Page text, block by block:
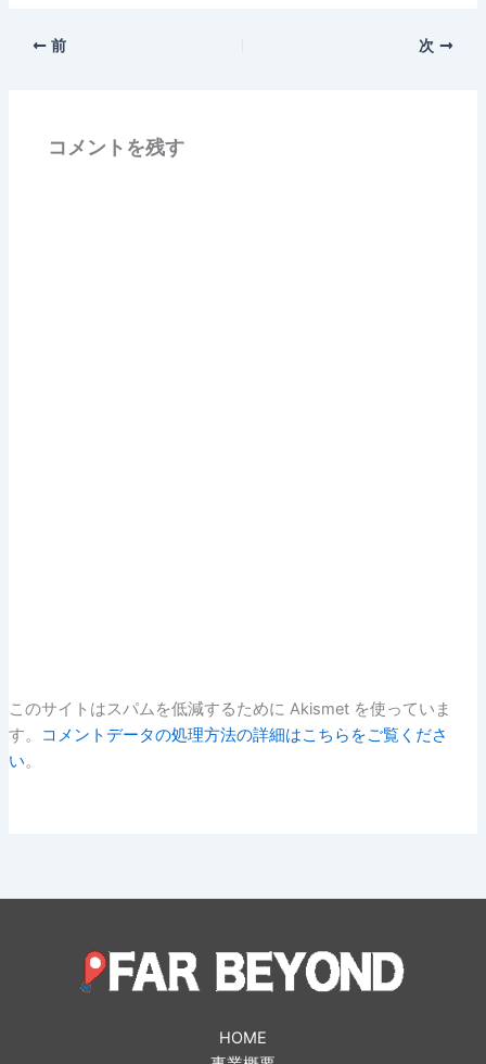
前 次
コメントを残す
このサイトはスパムを低減するために Akismet を使っていま
す。
コメントデータの処理方法の詳細はこちらをご覧くださ
い。
HOME